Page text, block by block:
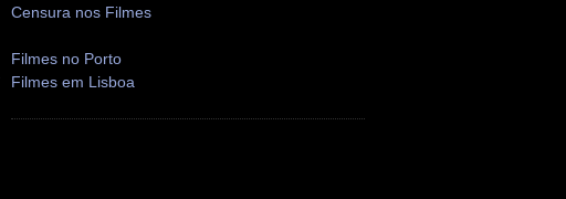
Censura nos Filmes
Filmes no Porto
Filmes em Lisboa